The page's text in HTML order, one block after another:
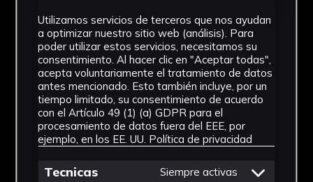
Utilizamos servicios de terceros que nos ayudan
a optimizar nuestro sitio web (análisis). Para
poder utilizar estos servicios, necesitamos su
consentimiento. Al hacer clic en "Aceptar todas",
acepta voluntariamente el tratamiento de datos
antes mencionado. Esto también incluye, por un
tiempo limitado, su consentimiento de acuerdo
con el Artículo 49 (1) (a) GDPR para el
procesamiento de datos fuera del EEE, por
ejemplo, en los EE. UU. Política de privacidad
Tecnicas Siempre activas